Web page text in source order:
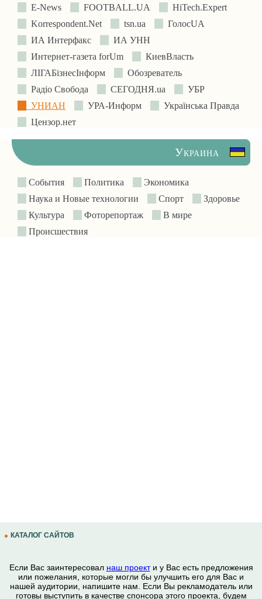
E-News FOOTBALL.UA
HiTech.Expert
Korrespondent.Net
tsn.ua
ГолосUA
ИА Интерфакс
ИА УНН
Интернет-газета forUm
КиевВласть
ЛIГАБiзнесIнформ
Обозреватель
Радіо Свобода
СЕГОДНЯ.ua
УБР
УНИАН
УРА-Информ
Українська Правда
Цензор.нет
Украина
События Политика
Экономика
Наука и Новые технологии
Спорт
Здоровье
Культура
Фоторепортаж
В мире
Происшествия
КАТАЛОГ САЙТОВ
Если Вас заинтересовал наш проекти у Вас есть предложения
или пожелания, которые могли бы улучшить его для Вас и
нашей аудитории, напишите нам. Если Вы рекламодатель или
готовы выступить в качестве спонсора этого проекта, будем